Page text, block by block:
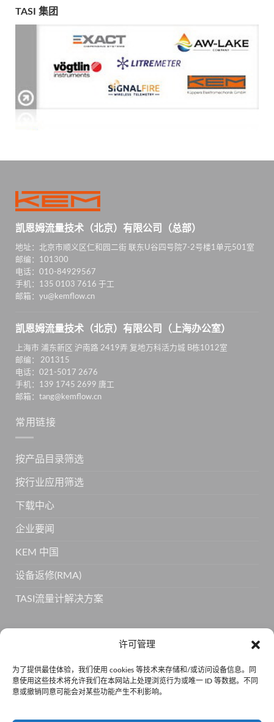
许可管理
为了提供最佳体验，我们使用 cookies 等技术来存储和/或访问设备信息。同
意使用这些技术将允许我们在本网站上处理浏览行为或唯一 ID 等数据。不同
意或撤销同意可能会对某些功能产生不利影响。
TASI 集团
凯恩姆流量技术（北京）有限公司（总部）
地址：北京市顺义区仁和园二街 联东U谷四号院7-2号楼1单元501室
邮编：101300
电话：010-84929567
手机：135 0103 7616 于工
邮箱：yu@kemflow.cn
凯恩姆流量技术（北京）有限公司（上海办公室）
上海市 浦东新区 沪南路 2419弄 复地万科活力城 B栋1012室
邮编： 201315
电话：021-5017 2676
手机：139 1745 2699 唐工
邮箱：tang@kemflow.cn
常用链接
按产品目录筛选
按行业应用筛选
下载中心
企业要闻
KEM 中国
设备返修(RMA)
TASI流量计解决方案
订阅 KEM 获取更多产品信息